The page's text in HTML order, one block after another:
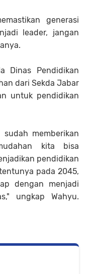
generasi
leader, jangan
Dinas Pendidikan
dari Sekda Jabar
untuk pendidikan
memberikan
kita bisa
pendidikan
pada 2045,
dengan menjadi
ungkap Wahyu.